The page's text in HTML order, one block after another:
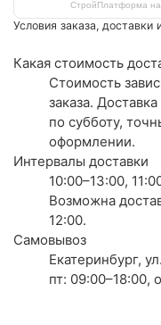
СтройПлатформа на
Условия заказа, доставки
Какая стоимость
Стоимость
заказа.
по субботу,
оформлении.
Интервалы доставки
10:00–13:00,
Возможна
12:00.
Самовывоз
Екатеринбург,
пт: 09:00–18:00,